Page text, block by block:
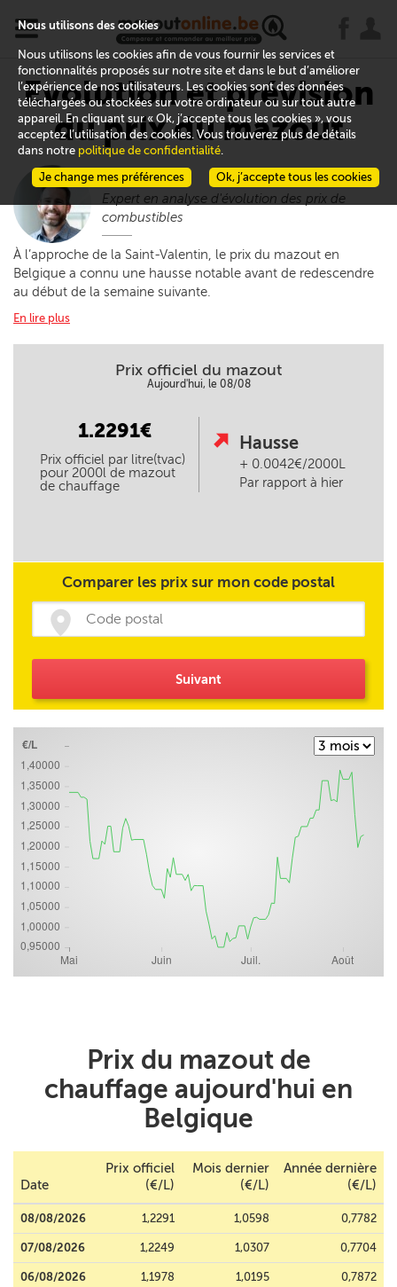
x
Evolution et prévision
du prix du mazout
Thibaut
Expert en analyse d'évolution des prix de
combustibles
À l’approche de la Saint-Valentin, le prix du mazout en
Belgique a connu une hausse notable avant de redescendre
au début de la semaine suivante.
En lire plus
Prix officiel du mazout
Aujourd'hui, le 08/08
1.2291€
Prix officiel par litre(tvac)
pour 2000l de mazout
de chauffage
Hausse
+ 0.0042€/2000L
Par rapport à hier
Comparer les prix sur mon code postal
Suivant
Prix du mazout de
chauffage aujourd'hui en
Belgique
Date
Prix officiel
(€/L)
Mois dernier
(€/L)
Année dernière
(€/L)
08/08/2026 1,2291 1,0598 0,7782
07/08/2026 1,2249 1,0307 0,7704
06/08/2026 1,1978 1,0195 0,7872
Nous utilisons des cookies
Nous utilisons les cookies afin de vous fournir les services et
fonctionnalités proposés sur notre site et dans le but d’améliorer
l’expérience de nos utilisateurs. Les cookies sont des données
téléchargées ou stockées sur votre ordinateur ou sur tout autre
appareil. En cliquant sur « Ok, j’accepte tous les cookies », vous
acceptez l’utilisation des cookies. Vous trouverez plus de détails
dans notre politique de confidentialité.
Ok, j’accepte tous les cookies
Je change mes préférences